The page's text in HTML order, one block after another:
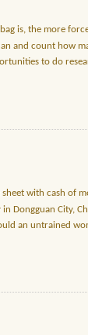
is, the more
and count how
to do
sheet with cash
Dongguan City,
an untrained